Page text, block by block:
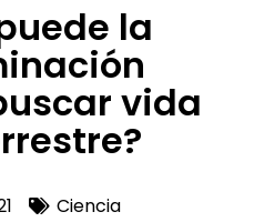
la
vida
Ciencia